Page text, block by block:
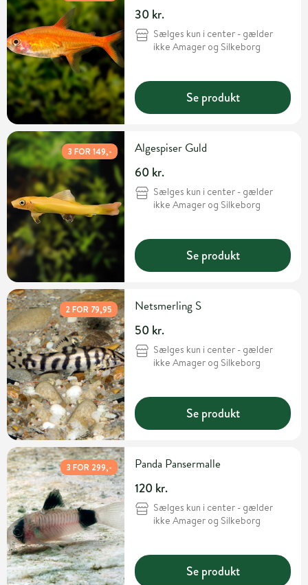
30 kr.
Sælges kun i center - gælder
ikke Amager og Silkeborg
Se produkt
3 FOR 149,- Algespiser Guld
60 kr.
Sælges kun i center - gælder
ikke Amager og Silkeborg
Se produkt
2 FOR 79,95 Netsmerling S
50 kr.
Sælges kun i center - gælder
ikke Amager og Silkeborg
Se produkt
3 FOR 299,- Panda Pansermalle
120 kr.
Sælges kun i center - gælder
ikke Amager og Silkeborg
Se produkt